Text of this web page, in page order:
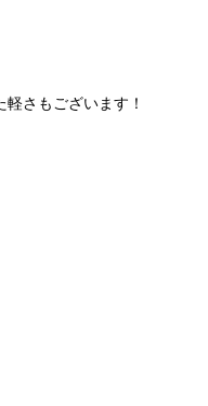
さもございます！